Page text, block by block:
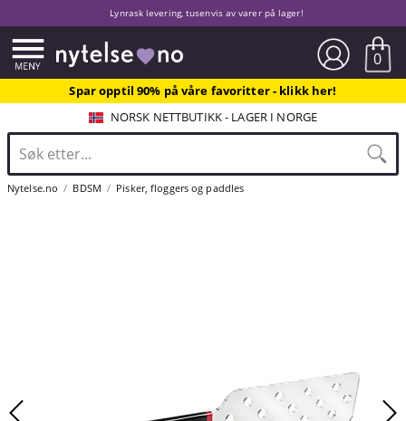
Lynrask levering, tusenvis av varer på lager!
0
Spar opptil 90% på våre favoritter - klikk her!
NORSK NETTBUTIKK - LAGER I NORGE
Nytelse.no BDSM Pisker, floggers og paddles